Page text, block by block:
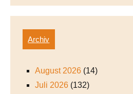
Archiv
August 2026 (14)
Juli 2026 (132)